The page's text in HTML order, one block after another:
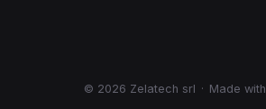
© 2026 Zelatech srl · Made with